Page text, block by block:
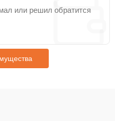
или решил обратится